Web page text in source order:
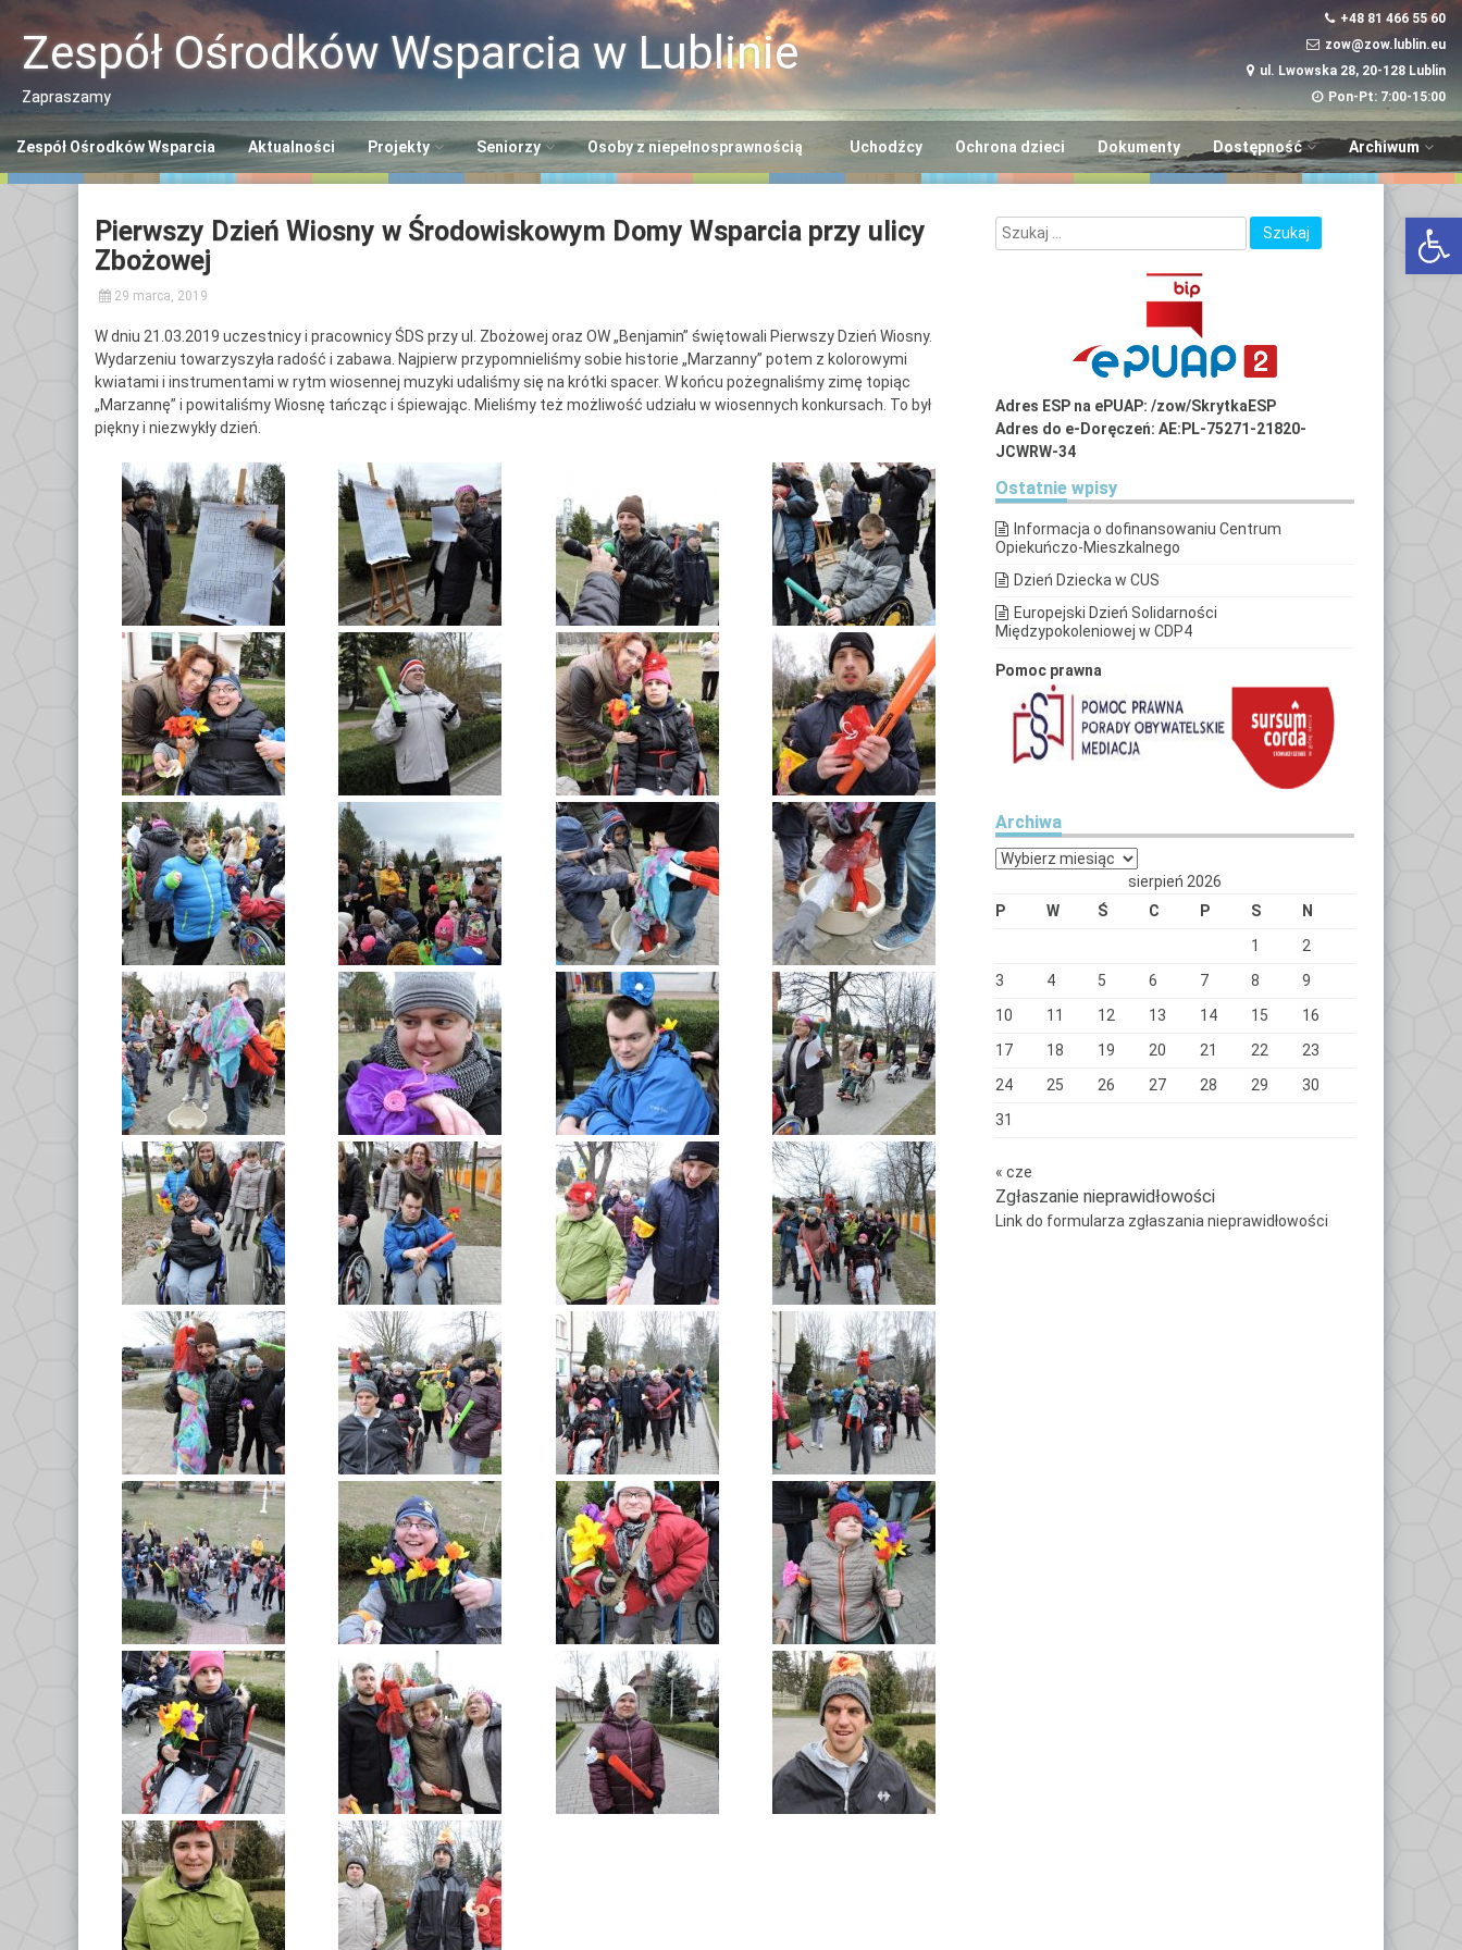
treściZespół Ośrodków Wsparcia w Lublinie
Zapraszamy
+48 81 466 55 60
zow@zow.lublin.eu
ul. Lwowska 28, 20-128 Lublin
Pon-Pt: 7:00-15:00
Zespół Ośrodków Wsparcia Aktualności Projekty
Seniorzy ASY”
Polityka Senioralna EFS
Seniorzy
Socjalnych
Centrum Dziennego
Pobytu nr 2
Centrum Dziennego
Pobytu nr 4
Dom Senior+
Kluby Seniora
Klub Senior+
Klub Seniora Wieniawa i
Głusk
Klub Seniora Nad
Osoby z niepełnosprawnością
Mieszkalne
Ośrodek Wsparcia dla
Osób z
Niepełnosprawnością
Uchodźcy Ochrona dzieci Dokumenty Dostępność
dostępności
Archiwum
LUBinclusiON
Pierwszy Dzień Wiosny w Środowiskowym Domy Wsparcia przy ulicy
Zbożowej
29 marca, 2019
W dniu 21.03.2019 uczestnicy i pracownicy ŚDS przy ul. Zbożowej oraz OW „Benjamin” świętowali Pierwszy Dzień Wiosny.
Wydarzeniu towarzyszyła radość i zabawa. Najpierw przypomnieliśmy sobie historie „Marzanny” potem z kolorowymi
kwiatami i instrumentami w rytm wiosennej muzyki udaliśmy się na krótki spacer. W końcu pożegnaliśmy zimę topiąc
„Marzannę” i powitaliśmy Wiosnę tańcząc i śpiewając. Mieliśmy też możliwość udziału w wiosennych konkursach. To był
piękny i niezwykły dzień.
Adres ESP na ePUAP: /zow/SkrytkaESP
Adres do e-Doręczeń: AE:PL-75271-21820-
JCWRW-34
Ostatnie wpisy
Informacja o dofinansowaniu Centrum
Opiekuńczo-Mieszkalnego
Dzień Dziecka w CUS
Europejski Dzień Solidarności
Międzypokoleniowej w CDP4
Pomoc prawna
Archiwa
Archiwa
sierpień 2026
P
W Ś C P S
N
1
2
3
4 5 6 7 8
9
10
11 12 13 14 15
16
17
18 19 20 21 22
23
24
25 26 27 28 29
30
31
« cze
Zgłaszanie nieprawidłowości
Link do formularza zgłaszania nieprawidłowości